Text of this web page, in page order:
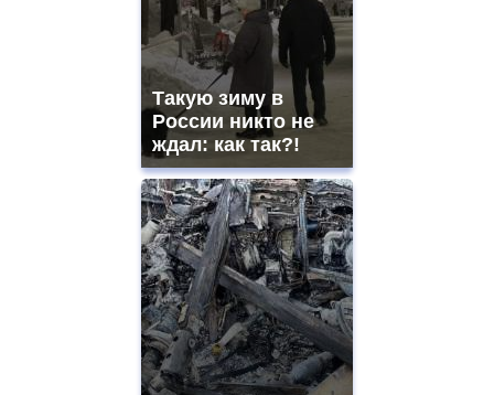
Такую зиму в
России никто не
ждал: как так?!